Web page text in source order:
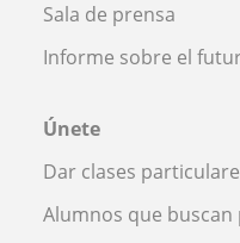
Sala de prensa
Informe sobre el
Únete
Dar clases
Alumnos que